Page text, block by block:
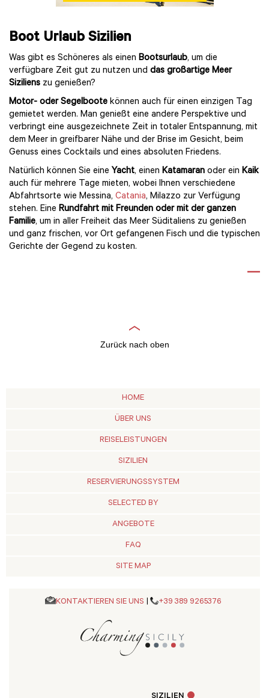
Boot Urlaub Sizilien
Was gibt es Schöneres als einen Bootsurlaub, um die
verfügbare Zeit gut zu nutzen und das großartige Meer
Siziliens zu genießen?
Motor- oder Segelboote können auch für einen einzigen Tag
gemietet werden. Man genießt eine andere Perspektive und
verbringt eine ausgezeichnete Zeit in totaler Entspannung, mit
dem Meer in greifbarer Nähe und der Brise im Gesicht, beim
Genuss eines Cocktails und eines absoluten Friedens.
Natürlich können Sie eine Yacht, einen Katamaran oder ein Kaik
auch für mehrere Tage mieten, wobei Ihnen verschiedene
Abfahrtsorte wie Messina, Catania, Milazzo zur Verfügung
stehen. Eine Rundfahrt mit Freunden oder mit der ganzen
Familie, um in aller Freiheit das Meer Süditaliens zu genießen
und ganz frischen, vor Ort gefangenen Fisch und die typischen
Gerichte der Gegend zu kosten.
Zurück nach oben
HOME
ÜBER UNS
REISELEISTUNGEN
SIZILIEN
RESERVIERUNGSSYSTEM
SELECTED BY
ANGEBOTE
FAQ
SITE MAP
KONTAKTIEREN SIE UNS | +39 389 9265376